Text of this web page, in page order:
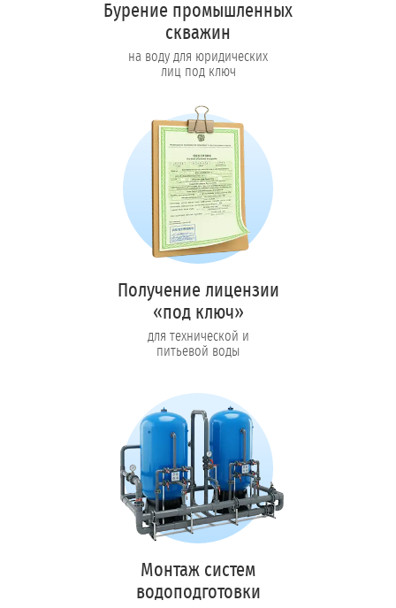
Бурение промышленных
скважин
на воду для юридических
лиц под ключ
Получение лицензии
«под ключ»
для технической и
питьевой воды
Монтаж систем
водоподготовки